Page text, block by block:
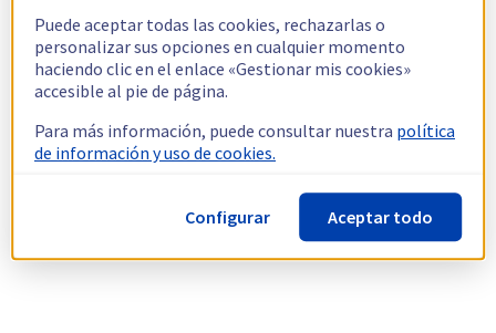
Puede aceptar todas las cookies, rechazarlas o
personalizar sus opciones en cualquier momento
haciendo clic en el enlace «Gestionar mis cookies»
accesible al pie de página.
Para más información, puede consultar nuestra política
de información y uso de cookies.
Configurar Aceptar todo